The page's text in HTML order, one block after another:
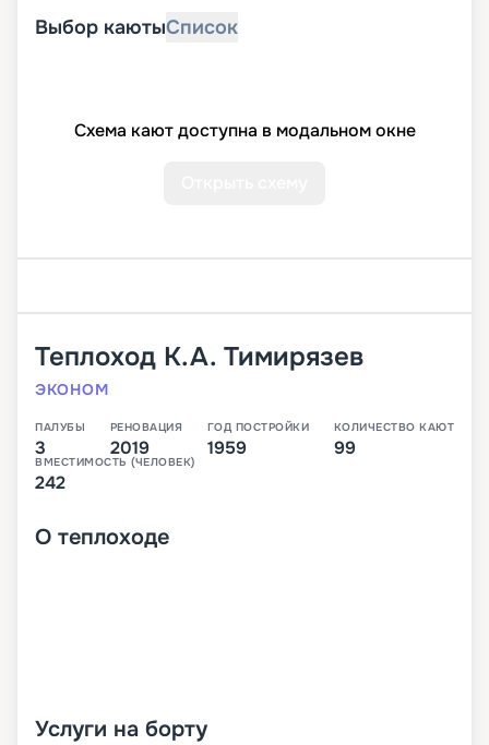
Выбор каютыСписок
Схема кают доступна в модальном окне
Теплоход К.А. Тимирязев
ЭКОНОМ
ПАЛУБЫ
3
РЕНОВАЦИЯ
2019
ГОД ПОСТРОЙКИ
1959
КОЛИЧЕСТВО КАЮТ
99
ВМЕСТИМОСТЬ (ЧЕЛОВЕК)
242
О теплоходе
Услуги на борту